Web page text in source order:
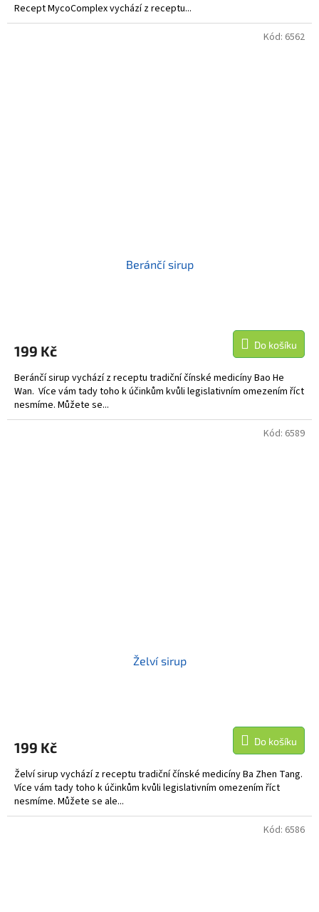
Recept MycoComplex vychází z receptu...
Beránčí sirup
199 Kč Do košíku
Beránčí sirup vychází z receptu tradiční čínské medicíny Bao He
Wan. Více vám tady toho k účinkům kvůli legislativním omezením říct
nesmíme. Můžete se...
Kód: 6562
Želví sirup
199 Kč Do košíku
Želví sirup vychází z receptu tradiční čínské medicíny Ba Zhen Tang.
Více vám tady toho k účinkům kvůli legislativním omezením říct
nesmíme. Můžete se ale...
Kód: 6589
Kód: 6586